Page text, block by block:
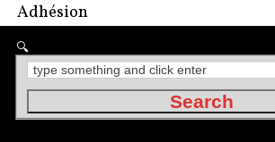
Adhésion